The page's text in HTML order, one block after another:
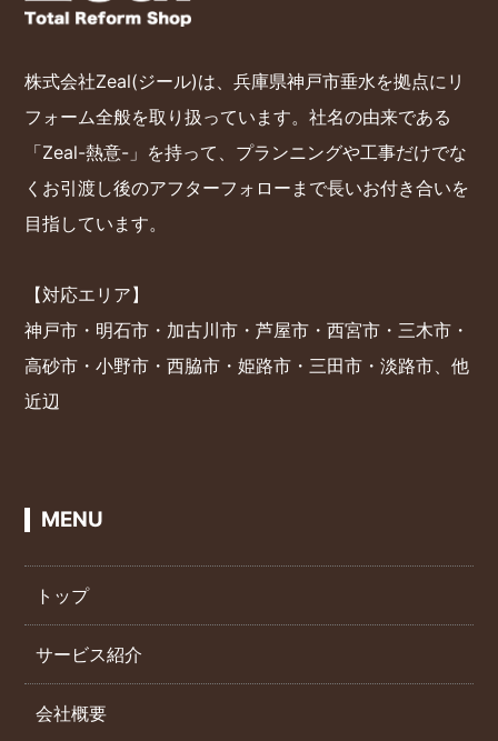
株式会社Zeal(ジール)は、兵庫県神戸市垂水を拠点にリ
フォーム全般を取り扱っています。社名の由来である
「Zeal-熱意-」を持って、プランニングや工事だけでな
くお引渡し後のアフターフォローまで長いお付き合いを
目指しています。
【対応エリア】
神戸市・明石市・加古川市・芦屋市・西宮市・三木市・
高砂市・小野市・西脇市・姫路市・三田市・淡路市、他
近辺
MENU
トップ
サービス紹介
会社概要